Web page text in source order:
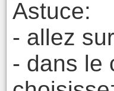
Astuce:
- allez sur
- dans le